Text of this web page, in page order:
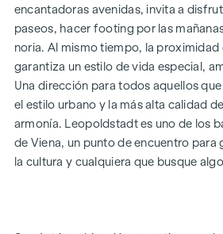
culinarias.
DESTACADOS
25 exclusivos pisos de pleno
20 apartamentos revitalizados en
5 modernos áticos
2 - 5 habitaciones | Superficie
200 m²
Balcones, terrazas o jardines
encantadoras avenidas, invita a
paseos, hacer footing por las
noria. Al mismo tiempo, la proximidad
garantiza un estilo de vida especial,
Una dirección para todos aquellos
el estilo urbano y la más alta calidad
armonía. Leopoldstadt es uno de los
de Viena, un punto de encuentro para
la cultura y cualquiera que busque